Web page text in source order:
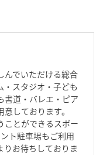
んでいただける総合
・スタジオ・子ども
書道・バレエ・ピア
しております。
ことができるスポー
ト駐車場もご利用
りお待ちしておりま